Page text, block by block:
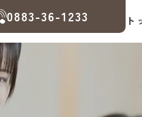
ト
0883-36-1233